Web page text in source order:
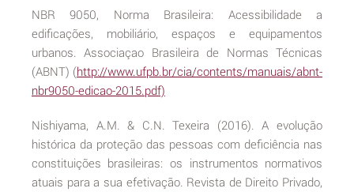
NBR 9050, Norma Brasileira: Acessibilidade a
edificações, mobiliário, espaços e equipamentos
urbanos. Associaçao Brasileira de Normas Técnicas
(ABNT) (http://www.ufpb.br/cia/contents/manuais/abnt-
nbr9050-edicao-2015.pdf)
Nishiyama, A.M. & C.N. Texeira (2016). A evolução
histórica da proteção das pessoas com deficiência nas
constituições brasileiras: os instrumentos normativos
atuais para a sua efetivação. Revista de Direito Privado,